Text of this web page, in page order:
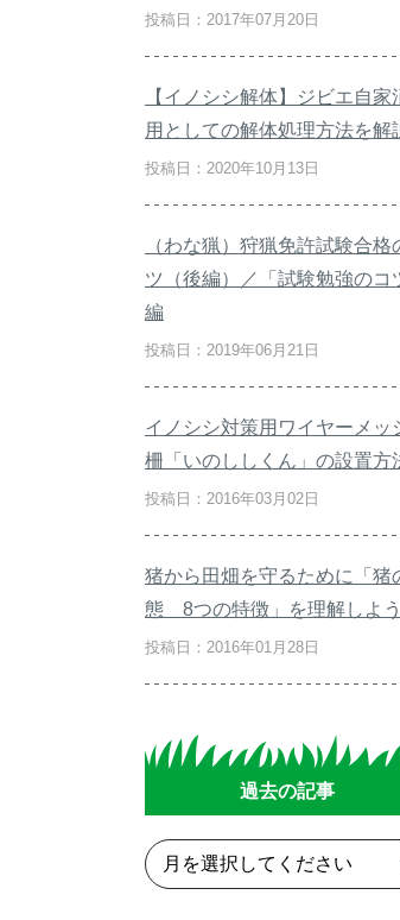
投稿日：2017年07月20日
【イノシシ解体】ジビエ自家
用としての解体処理方法を解
投稿日：2020年10月13日
（わな猟）狩猟免許試験合格
ツ（後編）／「試験勉強のコ
編
投稿日：2019年06月21日
イノシシ対策用ワイヤーメッ
柵「いのししくん」の設置方
投稿日：2016年03月02日
猪から田畑を守るために「猪
態 8つの特徴」を理解しよう
投稿日：2016年01月28日
過去の記事